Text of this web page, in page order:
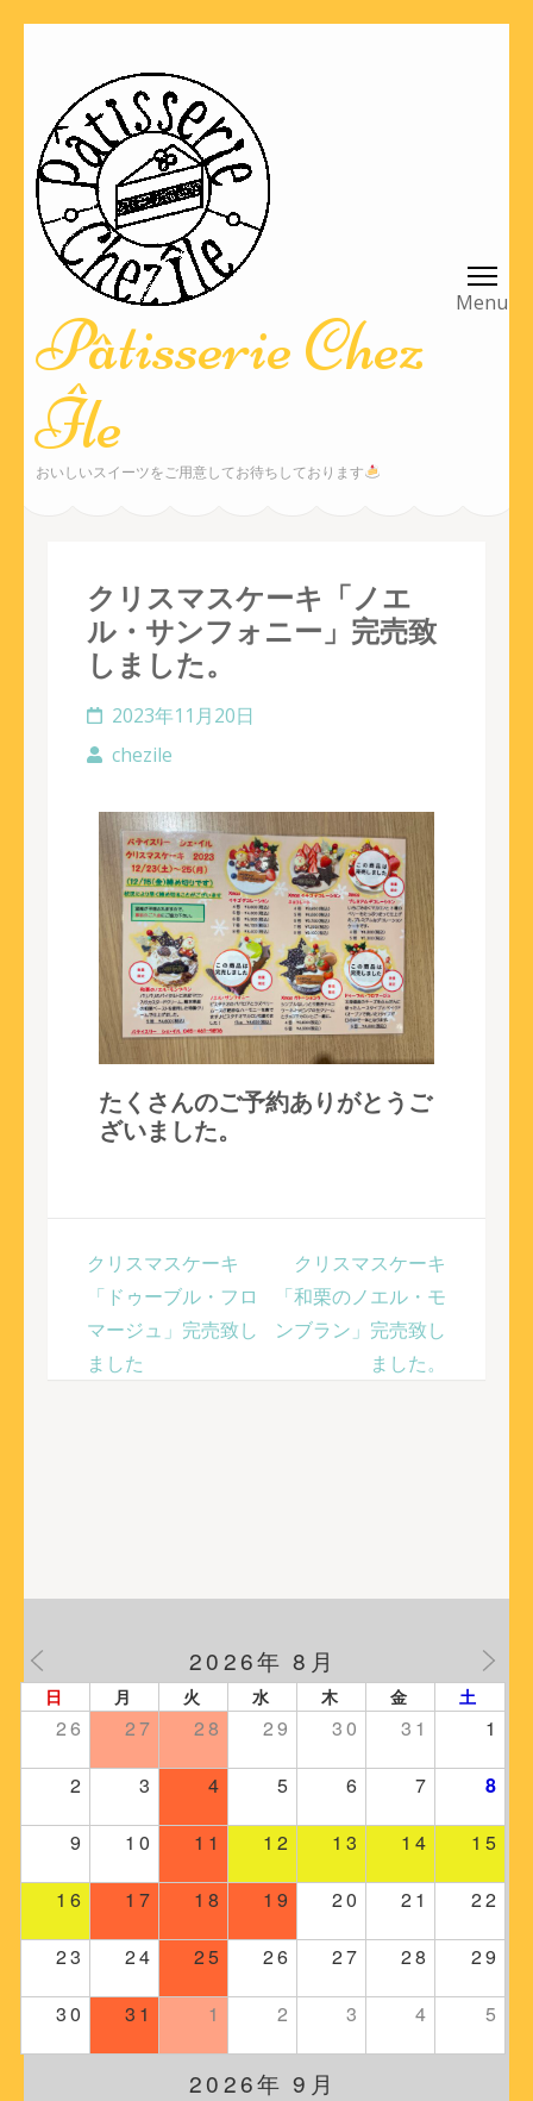
Pâtisserie Chez
Île
おいしいスイーツをご用意してお待ちしております
クリスマスケーキ「ノエ
ル・サンフォニー」完売致
しました。
2023年11月20日
chezile
たくさんのご予約ありがとうご
ざいました。
クリスマスケーキ
「ドゥーブル・フロ
マージュ」完売致し
ました
クリスマスケーキ
「和栗のノエル・モ
ンブラン」完売致し
ました。
2026年 8月
日 月 火 水 木 金 土
26 27 28 29 30 31 1
2 3 4 5 6 7 8
9 10 11 12 13 14 15
16 17 18 19 20 21 22
23 24 25 26 27 28 29
30 31 1 2 3 4 5
2026年 9月